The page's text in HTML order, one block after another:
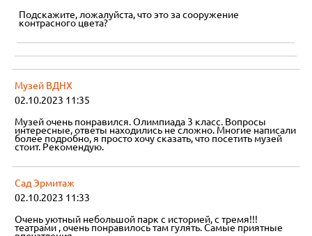
Подскажите, ложалуйста, что это за сооружение
контрасного цвета?
Музей ВДНХ
02.10.2023 11:35
Музей очень понравился. Олимпиада 3 класс. Вопросы
интересные, ответы находились не сложно. Многие написали
более подробно, я просто хочу сказать, что посетить музей
стоит. Рекомендую.
Сад Эрмитаж
02.10.2023 11:33
Очень уютный небольшой парк с историей, с тремя!!!
театрами , очень понравилось там гулять. Самые приятные